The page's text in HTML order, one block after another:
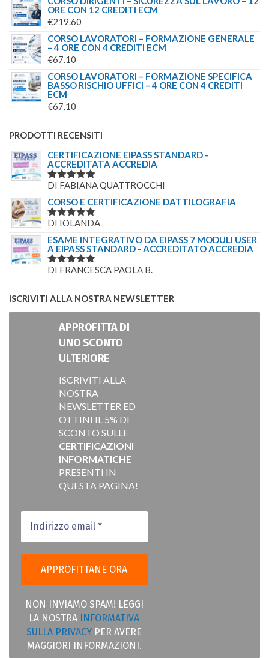
ORE CON 12 CREDITI ECM
€219.60
CORSO LAVORATORI – FORMAZIONE GENERALE
– 4 ORE CON 4 CREDITI ECM
€67.10
CORSO LAVORATORI – FORMAZIONE SPECIFICA
BASSO RISCHIO UFFICI – 4 ORE CON 4 CREDITI
ECM
€67.10
PRODOTTI RECENSITI
CERTIFICAZIONE EIPASS STANDARD -
ACCREDITATA ACCREDIA
VALUTATO
DI FABIANA QUATTROCCHI
CORSO E CERTIFICAZIONE DATTILOGRAFIA
VALUTATO
DI IOLANDA
ESAME INTEGRATIVO DA EIPASS 7 MODULI USER
A EIPASS STANDARD - ACCREDITATO ACCREDIA
VALUTATO
DI FRANCESCA PAOLA B.
ISCRIVITI ALLA NOSTRA NEWSLETTER
APPROFITTA DI
UNO SCONTO
ULTERIORE
ISCRIVITI ALLA
NOSTRA
NEWSLETTER ED
OTTINI IL 5% DI
SCONTO SULLE
CERTIFICAZIONI
INFORMATICHE
PRESENTI IN
QUESTA PAGINA!
NON INVIAMO SPAM! LEGGI
LA NOSTRA
INFORMATIVA
SULLA PRIVACY PER AVERE
MAGGIORI INFORMAZIONI.